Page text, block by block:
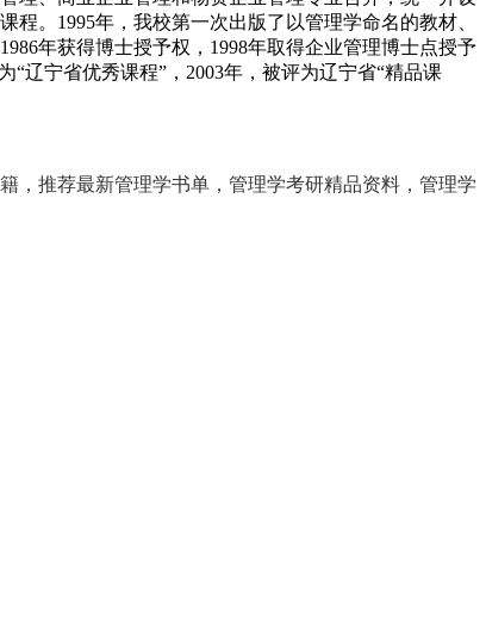
。1995年，我校第一次出版了以管理学命名的教材、
年获得博士授予权，1998年取得企业管理博士点授予
辽宁省优秀课程”，2003年，被评为辽宁省“精品课
，推荐最新管理学书单，管理学考研精品资料，管理学